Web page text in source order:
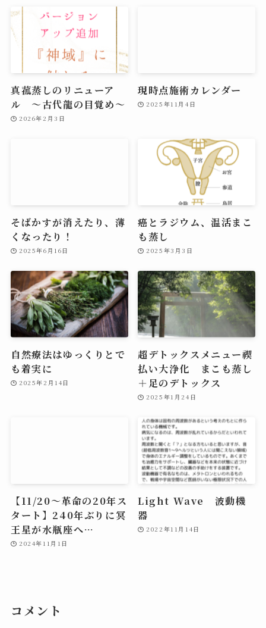
真菰蒸しのリニューア
ル 〜古代龍の目覚め～
2026年2月3日
現時点施術カレンダー
2025年11月4日
そばかすが消えたり、薄
くなったり！
2025年6月16日
癌とラジウム、温活まこ
も蒸し
2025年3月3日
自然療法はゆっくりとで
も着実に
2025年2月14日
超デトックスメニュー禊
払い大浄化 まこも蒸し
＋足のデトックス
2025年1月24日
【11/20～革命の20年ス
タート】240年ぶりに冥
王星が水瓶座へ…
2024年11月1日
Light Wave 波動機
器
2022年11月14日
コメント